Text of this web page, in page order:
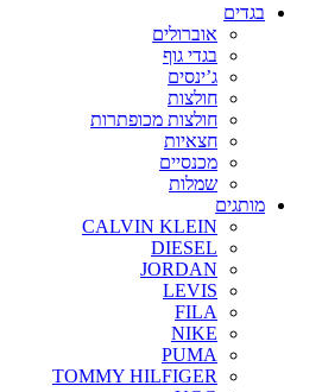
בגדים
אוברולים
בגדי גוף
ג’ינסים
חולצות
חולצות מכופתרות
חצאיות
מכנסיים
שמלות
מותגים
CALVIN KLEIN
DIESEL
JORDAN
LEVIS
FILA
NIKE
PUMA
TOMMY HILFIGER